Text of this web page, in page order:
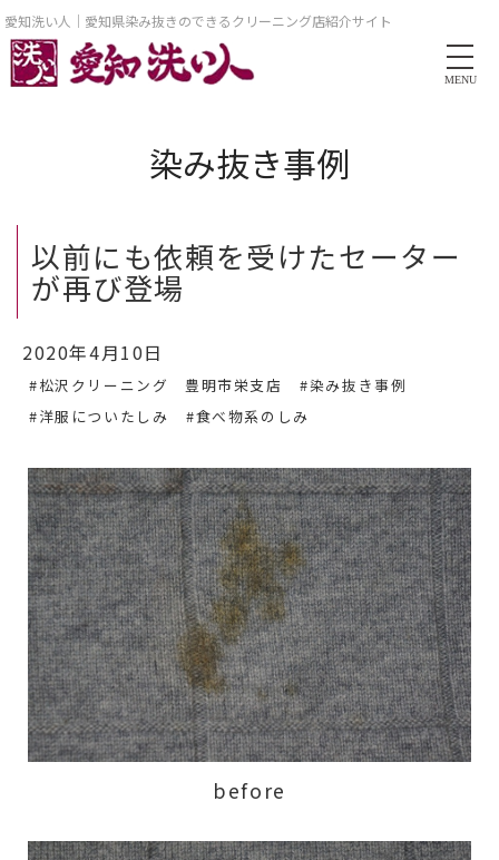
愛知洗い人｜愛知県染み抜きのできるクリーニング店紹介サイト
MENU
染み抜き事例
以前にも依頼を受けたセーター
が再び登場
2020年4月10日
#松沢クリーニング 豊明市栄支店
#染み抜き事例
#洋服についたしみ
#食べ物系のしみ
before